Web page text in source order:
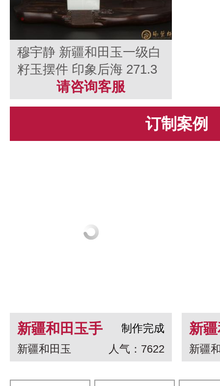
穆宇静 新疆和田玉一级白
籽玉摆件 印象后海 271.3
请咨询客服
订制案例
新疆和田玉手
串 龙生九子
制作完成
新疆和田玉
人气：7622
新
白
一
新疆